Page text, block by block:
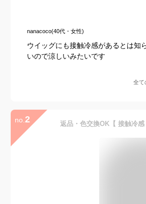
nanacoco(40代・女性)
ウイッグにも接触冷感があるとは知
いので涼しいみたいです
全て
no. 2